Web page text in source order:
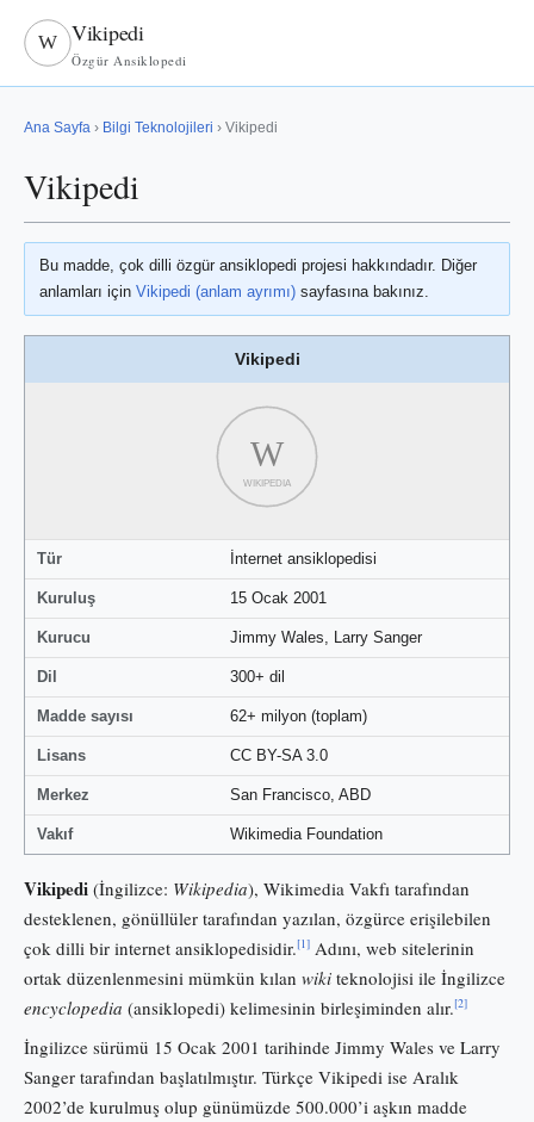
W Vikipedi
Özgür Ansiklopedi
Ana Sayfa › Bilgi Teknolojileri › Vikipedi
Vikipedi
Bu madde, çok dilli özgür ansiklopedi projesi hakkındadır. Diğer
anlamları için Vikipedi (anlam ayrımı) sayfasına bakınız.
Vikipedi
W
WIKIPEDIA
Tür İnternet ansiklopedisi
Kuruluş 15 Ocak 2001
Kurucu Jimmy Wales, Larry Sanger
Dil 300+ dil
Madde sayısı 62+ milyon (toplam)
Lisans CC BY-SA 3.0
Merkez San Francisco, ABD
Vakıf Wikimedia Foundation
Vikipedi (İngilizce: Wikipedia), Wikimedia Vakfı tarafından
desteklenen, gönüllüler tarafından yazılan, özgürce erişilebilen
çok dilli bir internet ansiklopedisidir.[1] Adını, web sitelerinin
ortak düzenlenmesini mümkün kılan wiki teknolojisi ile İngilizce
encyclopedia (ansiklopedi) kelimesinin birleşiminden alır.[2]
İngilizce sürümü 15 Ocak 2001 tarihinde Jimmy Wales ve Larry
Sanger tarafından başlatılmıştır. Türkçe Vikipedi ise Aralık
2002’de kurulmuş olup günümüzde 500.000’i aşkın madde